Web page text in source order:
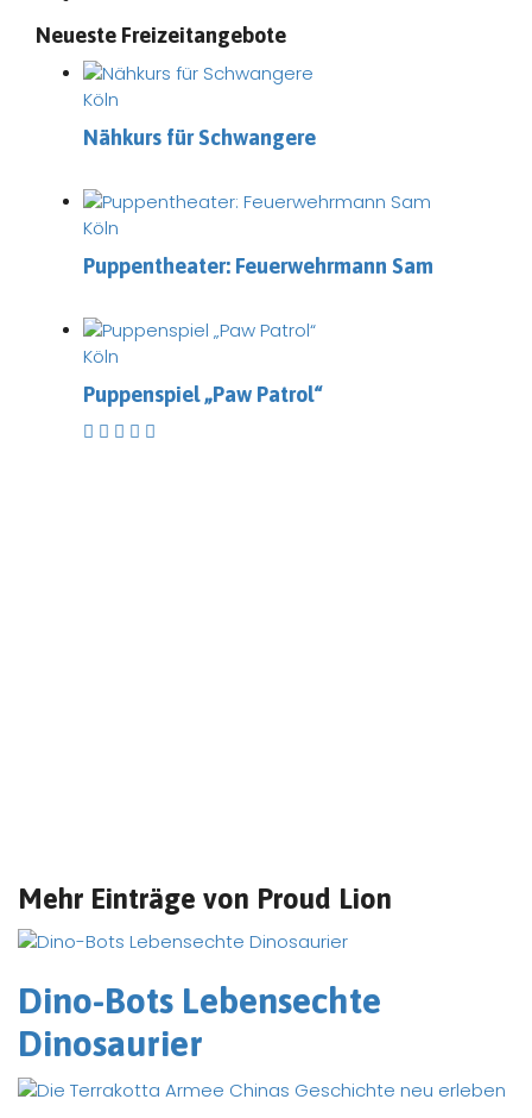
Neueste Freizeitangebote
Köln
Nähkurs für Schwangere
Köln
Puppentheater: Feuerwehrmann Sam
Köln
Puppenspiel „Paw Patrol“
Mehr Einträge von Proud Lion
Dino-Bots Lebensechte
Dinosaurier